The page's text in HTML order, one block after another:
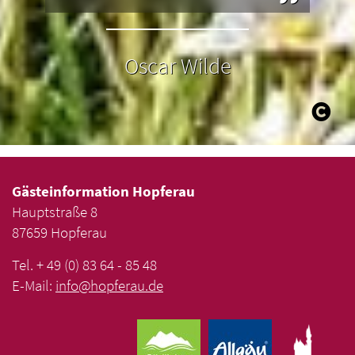
Oscar Wilde
Gästeinformation Hopferau
Hauptstraße 8
87659 Hopferau
Tel. + 49 (0) 83 64 - 85 48
E-Mail: info@hopferau.de